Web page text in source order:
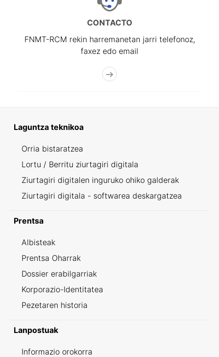
CONTACTO
FNMT-RCM rekin harremanetan jarri telefonoz,
faxez edo email
Laguntza teknikoa
Orria bistaratzea
Lortu / Berritu ziurtagiri digitala
Ziurtagiri digitalen inguruko ohiko galderak
Ziurtagiri digitala - softwarea deskargatzea
Prentsa
Albisteak
Prentsa Oharrak
Dossier erabilgarriak
Korporazio-Identitatea
Pezetaren historia
Lanpostuak
Informazio orokorra